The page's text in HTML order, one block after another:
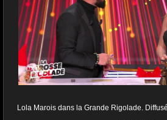
Lola Marois dans la Grande Rigolade.